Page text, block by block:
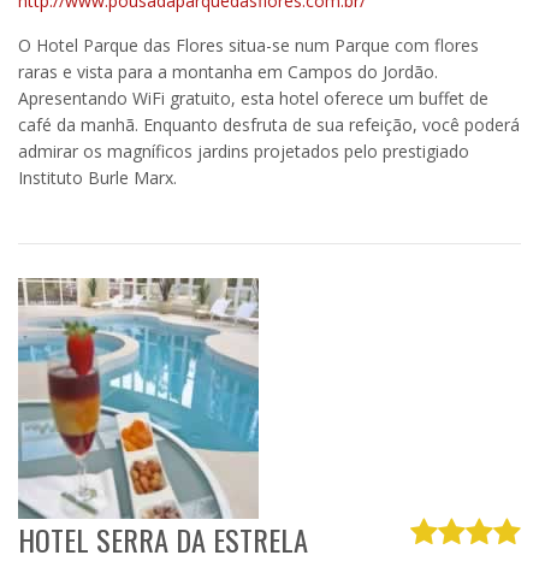
O Hotel Parque das Flores situa-se num Parque com flores
raras e vista para a montanha em Campos do Jordão.
Apresentando WiFi gratuito, esta hotel oferece um buffet de
café da manhã. Enquanto desfruta de sua refeição, você poderá
admirar os magníficos jardins projetados pelo prestigiado
Instituto Burle Marx.
HOTEL SERRA DA ESTRELA